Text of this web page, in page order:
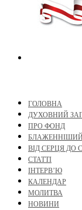
ГОЛОВНА
ДУХОВНИЙ
ПРО ФОНД
ВІД СЕРЦЯ ДО
СТАТТІ
ІНТЕРВ’Ю
КАЛЕНДАР
МОЛИТВА
НОВИНИ